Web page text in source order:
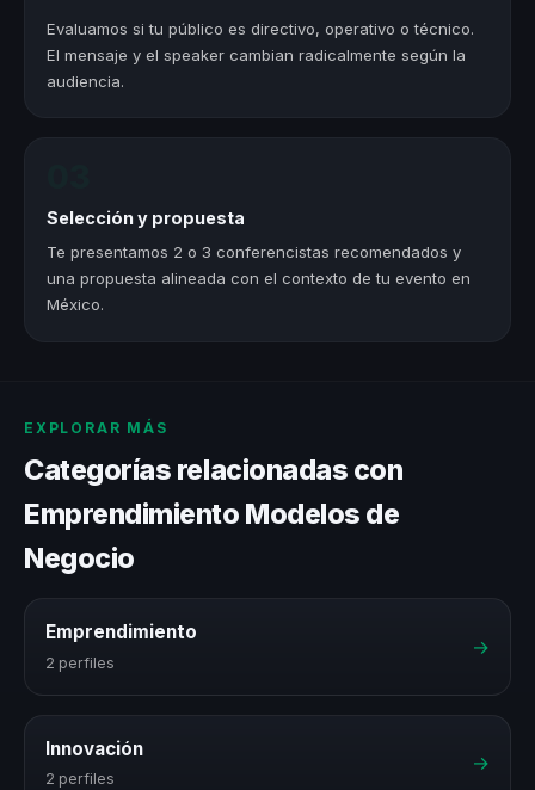
Evaluamos si tu público es directivo, operativo o técnico.
El mensaje y el speaker cambian radicalmente según la
audiencia.
Selección y propuesta
Te presentamos 2 o 3 conferencistas recomendados y
una propuesta alineada con el contexto de tu evento en
México.
EXPLORAR MÁS
Categorías relacionadas con
Emprendimiento Modelos de
Negocio
Emprendimiento
2 perfiles
→
Innovación
2 perfiles
→